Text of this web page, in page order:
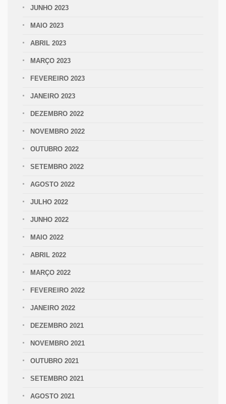
JUNHO 2023
MAIO 2023
ABRIL 2023
MARÇO 2023
FEVEREIRO 2023
JANEIRO 2023
DEZEMBRO 2022
NOVEMBRO 2022
OUTUBRO 2022
SETEMBRO 2022
AGOSTO 2022
JULHO 2022
JUNHO 2022
MAIO 2022
ABRIL 2022
MARÇO 2022
FEVEREIRO 2022
JANEIRO 2022
DEZEMBRO 2021
NOVEMBRO 2021
OUTUBRO 2021
SETEMBRO 2021
AGOSTO 2021